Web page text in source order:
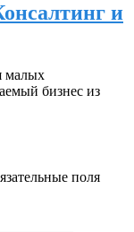
и
малых
бизнес из
поля